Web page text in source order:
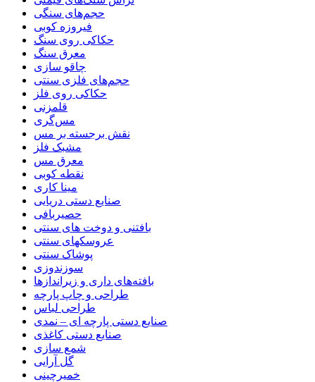
حجم‌های سنگی
فیروزه کوبی
حکاکی روی سنگ
معرق سنگ
چاقو سازی
حجم‌های فلزی سنتی
حکاکی روی فلز
قلمزنی
مس‌گری
نقش برجسته بر مس
مشبک فلز
معرق مس
نقطه کوبی
مینا کاری
صنایع دستی دریایی
حصیربافی
بافتنی‌ و دوخت های سنتی
عروسکهای سنتی
پوشاک سنتی
سوزندوزی
بافته‌های داری و زیراندازها
طراحی و چاپ پارچه
طراحی لباس
صنایع دستی پارچه ای – نمدی
صنایع دستی کاغذی
شمع سازی
گل آرایی
خمیرچینی